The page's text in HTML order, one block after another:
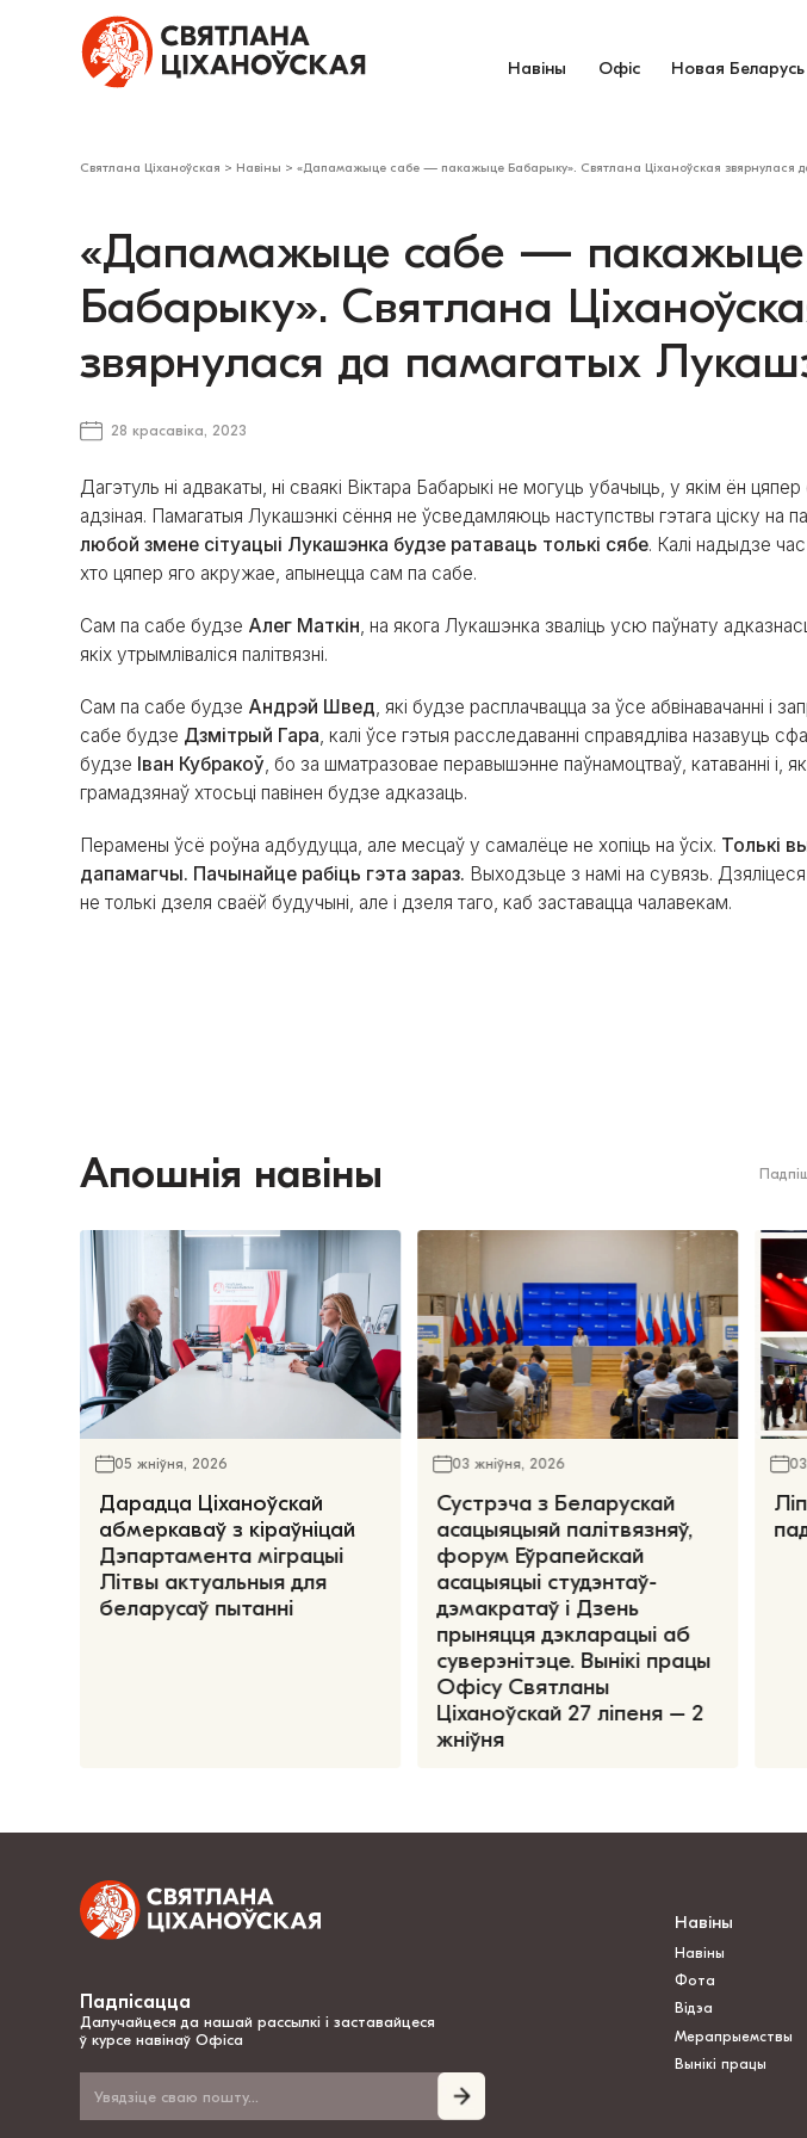
Навіны Офіс Новая Беларусь
Святлана Ціханоўская > Навіны >«Дапамажыце сабе — пакажыце Бабарыку». Святлана Ціханоўская звярнулася
«Дапамажыце сабе — пакажыце
Бабарыку». Святлана
звярнулася да памагатых
28 красавіка, 2023
Дагэтуль ні адвакаты, ні сваякі Віктара Бабарыкі не могуць убачыць, у якім ён цяпер
адзіная. Памагатыя Лукашэнкі сёння не ўсведамляюць наступствы гэтага ціску на
любой змене сітуацыі Лукашэнка будзе ратаваць толькі сябе. Калі надыдзе
хто цяпер яго акружае, апынецца сам па сабе.
Сам па сабе будзе Алег Маткін, на якога Лукашэнка зваліць усю паўнату
якіх утрымліваліся палітвязні.
Сам па сабе будзе Андрэй Швед, які будзе расплачвацца за ўсе абвінавачанні і
сабе будзе Дзмітрый Гара, калі ўсе гэтыя расследаванні справядліва назавуць
будзе Іван Кубракоў, бо за шматразовае перавышэнне паўнамоцтваў, катаванні і,
грамадзянаў хтосьці павінен будзе адказаць.
Перамены ўсё роўна адбудуцца, але месцаў у самалёце не хопіць на ўсіх. Толькі
дапамагчы. Пачынайце рабіць гэта зараз. Выходзьце з намі на сувязь.
не толькі дзеля сваёй будучыні, але і дзеля таго, каб заставацца чалавекам.
Апошнія навіны
05 жніўня, 2026
Дарадца Ціханоўскай
абмеркаваў з кіраўніцай
Дэпартамента міграцыі
Літвы актуальныя для
беларусаў пытанні
03 жніўня, 2026
Сустрэча з Беларускай
асацыяцыяй палітвязняў,
форум Еўрапейскай
асацыяцыі студэнтаў-
дэмакратаў і Дзень
прыняцця дэкларацыі аб
суверэнітэце. Вынікі працы
Офісу Святланы
Ціханоўскай 27 ліпеня – 2
жніўня
Падпісацца
Далучайцеся да нашай рассылкі і заставайцеся
ў курсе навінаў Офіса
Навіны
Навіны
Фота
Відэа
Мерапрыемствы
Вынікі працы